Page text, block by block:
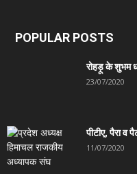
POPULAR POSTS
रोहड़ू के शुभम
23/07/2020
पीटीए, पैरा व
11/07/2020